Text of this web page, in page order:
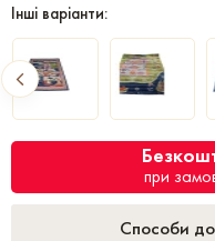
Інші варіанти:
при
Способи